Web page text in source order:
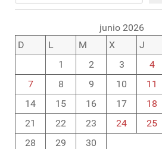
junio 2026
D
L M X J
1
2 3 4
7
8 9 10 11
14
15 16 17 18
21
22 23 24 25
28
29
30